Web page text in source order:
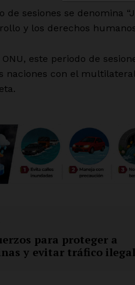
de sesiones se denomina
y los derechos
este periodo de
naciones con el
para proteger a
y evitar tráfico ilegal